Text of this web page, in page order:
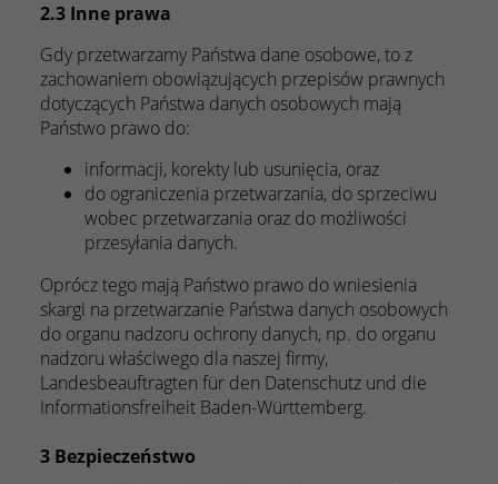
2.3 Inne prawa
Gdy przetwarzamy Państwa dane osobowe, to z
zachowaniem obowiązujących przepisów prawnych
dotyczących Państwa danych osobowych mają
Państwo prawo do:
informacji, korekty lub usunięcia, oraz
do ograniczenia przetwarzania, do sprzeciwu
wobec przetwarzania oraz do możliwości
przesyłania danych.
Oprócz tego mają Państwo prawo do wniesienia
skargi na przetwarzanie Państwa danych osobowych
do organu nadzoru ochrony danych, np. do organu
nadzoru właściwego dla naszej firmy,
Landesbeauftragten für den Datenschutz und die
Informationsfreiheit Baden-Württemberg.
3 Bezpieczeństwo